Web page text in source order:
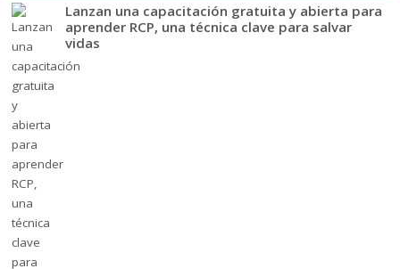
Lanzan una capacitación gratuita y abierta para
aprender RCP, una técnica clave para salvar
vidas